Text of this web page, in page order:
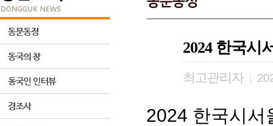
2024 한국시
최고관리자
2024 한국시서